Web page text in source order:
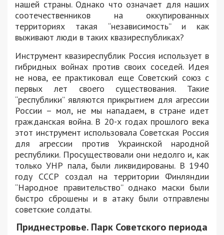
нашей страны. Однако что означает для наших
соотечественников на оккупированных
территориях такая “независимость” и как
выживают люди в таких квазиреспубликах?
Инструмент квазиреспублик Россия использует в
гибридных войнах против своих соседей. Идея
не нова, ее практиковал еще Советский союз с
первых лет своего существования. Такие
“республики” являются прикрытием для агрессии
России – мол, не мы нападаем, в стране идет
гражданская война. В 20-х годах прошлого века
этот инструмент использовала Советская Россия
для агрессии против Украинской народной
республики. Просуществовали они недолго и, как
только УНР пала, были ликвидированы. В 1940
году СССР создал на территории Финляндии
“Народное правительство” однако маски были
быстро сброшены и в атаку были отправлены
советские солдаты.
Приднестровье. Парк Советского периода